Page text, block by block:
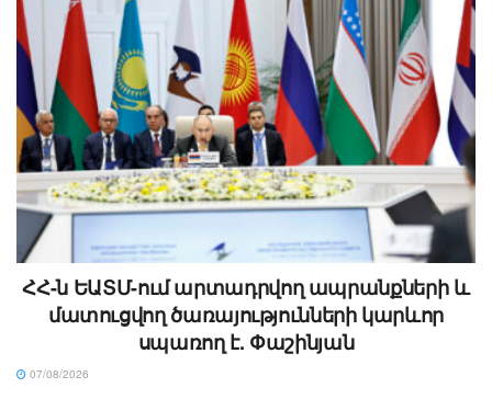
ՀՀ-ն ԵԱՏՄ-ում արտադրվող ապրանքների և
մատուցվող ծառայությունների կարևոր
սպառող է. Փաշինյան
07/08/2026